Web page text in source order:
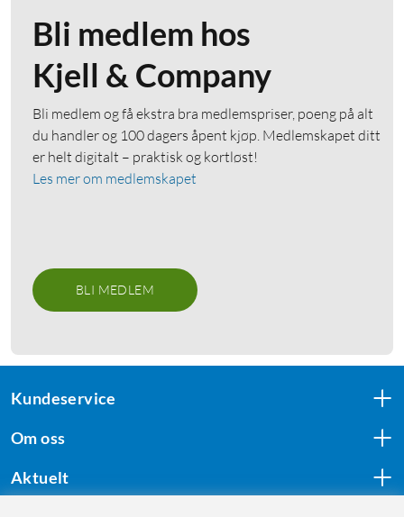
Bli medlem hos
Kjell & Company
Bli medlem og få ekstra bra medlemspriser, poeng på alt
du handler og 100 dagers åpent kjøp. Medlemskapet ditt
er helt digitalt – praktisk og kortløst!
Les mer om medlemskapet
BLI MEDLEM
Kundeservice
Om oss
Aktuelt